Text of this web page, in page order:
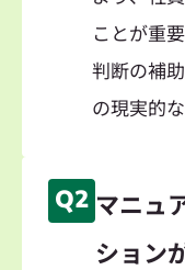
ことが重
判断の補
の現実的
Q2 マニュ
ション